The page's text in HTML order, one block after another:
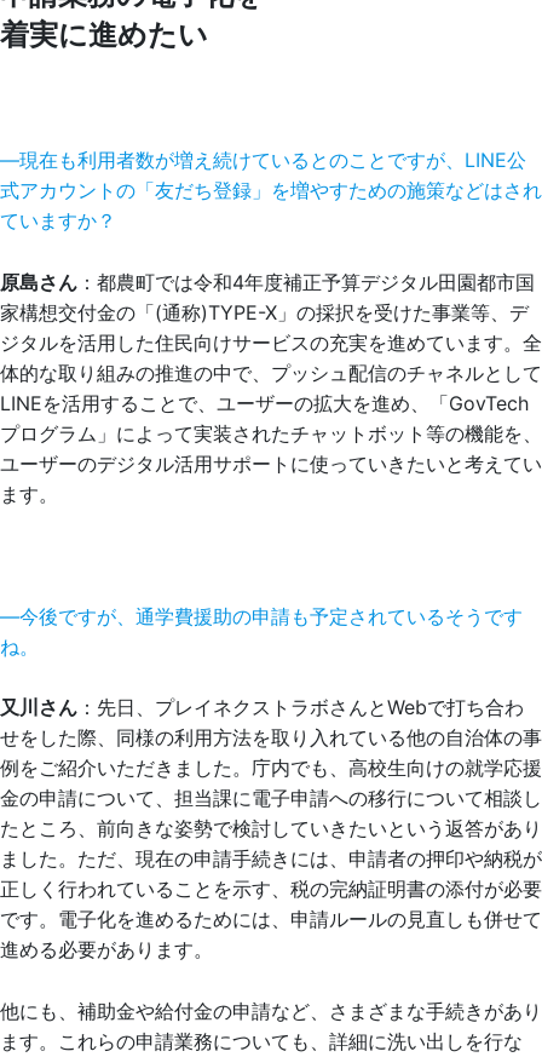
着実に進めたい
―現在も利用者数が増え続けているとのことですが、LINE公
式アカウントの「友だち登録」を増やすための施策などはされ
ていますか？
原島さん ：都農町では令和4年度補正予算デジタル田園都市国
家構想交付金の「(通称)TYPE-X」の採択を受けた事業等、デ
ジタルを活用した住民向けサービスの充実を進めています。全
体的な取り組みの推進の中で、プッシュ配信のチャネルとして
LINEを活用することで、ユーザーの拡大を進め、「GovTech
プログラム」によって実装されたチャットボット等の機能を、
ユーザーのデジタル活用サポートに使っていきたいと考えてい
ます。
―今後ですが、通学費援助の申請も予定されているそうです
ね。
又川さん ：先日、プレイネクストラボさんとWebで打ち合わ
せをした際、同様の利用方法を取り入れている他の自治体の事
例をご紹介いただきました。庁内でも、高校生向けの就学応援
金の申請について、担当課に電子申請への移行について相談し
たところ、前向きな姿勢で検討していきたいという返答があり
ました。ただ、現在の申請手続きには、申請者の押印や納税が
正しく行われていることを示す、税の完納証明書の添付が必要
です。電子化を進めるためには、申請ルールの見直しも併せて
進める必要があります。
他にも、補助金や給付金の申請など、さまざまな手続きがあり
ます。これらの申請業務についても、詳細に洗い出しを行な